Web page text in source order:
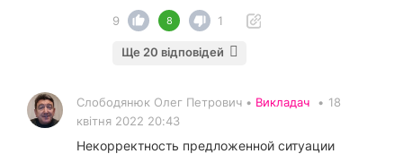
9
8 1
Ще 20 відповідей
Слободянюк Олег Петрович • Викладач • 18
квітня 2022 20:43
Некорректность предложенной ситуации